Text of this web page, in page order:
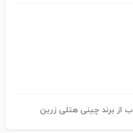
برند چینی هتلی زرین